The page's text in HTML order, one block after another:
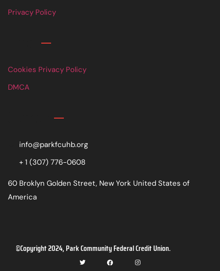
Privacy Policy
Cookies Privacy Policy
DMCA
info@parkfcuhb.org
+ 1 (307) 776-0608
60 Broklyn Golden Street, New York United States of
America
©Copyright 2024, Park Community Federal Credit Union.